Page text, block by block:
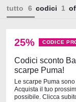
tutto codici
25% CODICE
Codici sconto
scarpe Puma!
Le scarpe Puma
Acquista il tuo
possibile. Clicca